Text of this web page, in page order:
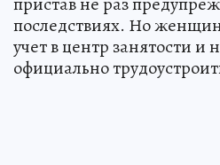
последствиях. Но
учет в центр занятости и
официально